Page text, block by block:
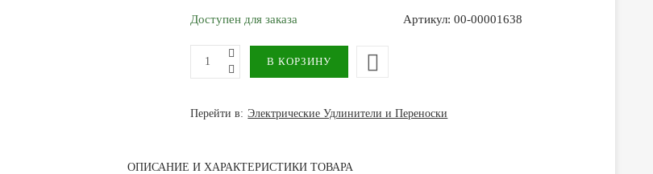
Доступен для заказа Артикул: 00-00001638
Перейти в: Электрические Удлинители и Переноски
ОПИСАНИЕ И ХАРАКТЕРИСТИКИ ТОВАРА